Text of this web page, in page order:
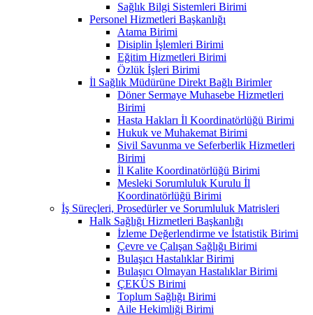
Sağlık Bilgi Sistemleri Birimi
Personel Hizmetleri Başkanlığı
Atama Birimi
Disiplin İşlemleri Birimi
Eğitim Hizmetleri Birimi
Özlük İşleri Birimi
İl Sağlık Müdürüne Direkt Bağlı Birimler
Döner Sermaye Muhasebe Hizmetleri
Birimi
Hasta Hakları İl Koordinatörlüğü Birimi
Hukuk ve Muhakemat Birimi
Sivil Savunma ve Seferberlik Hizmetleri
Birimi
İl Kalite Koordinatörlüğü Birimi
Mesleki Sorumluluk Kurulu İl
Koordinatörlüğü Birimi
İş Süreçleri, Prosedürler ve Sorumluluk Matrisleri
Halk Sağlığı Hizmetleri Başkanlığı
İzleme Değerlendirme ve İstatistik Birimi
Çevre ve Çalışan Sağlığı Birimi
Bulaşıcı Hastalıklar Birimi
Bulaşıcı Olmayan Hastalıklar Birimi
ÇEKÜS Birimi
Toplum Sağlığı Birimi
Aile Hekimliği Birimi